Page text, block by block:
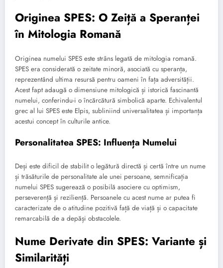
Originea SPES: O Zeiță a Speranței
în Mitologia Romană
Originea numelui SPES este strâns legată de mitologia romană.
SPES era considerată o zeitate minoră, asociată cu speranța,
reprezentând ultima resursă pentru oameni în fața adversității.
Acest fapt adaugă o dimensiune mitologică și istorică fascinantă
numelui, conferindu-i o încărcătură simbolică aparte. Echivalentul
grec al lui SPES este Elpis, subliniind universalitatea și importanța
acestui concept în culturile antice.
Personalitatea SPES: Influența Numelui
Deși este dificil de stabilit o legătură directă și certă între un nume
și trăsăturile de personalitate ale unei persoane, semnificația
numelui SPES sugerează o posibilă asociere cu optimism,
perseverență și reziliență. Persoanele cu acest nume ar putea fi
caracterizate de o atitudine pozitivă față de viață și o capacitate
remarcabilă de a depăși obstacolele.
Nume Derivate din SPES: Variante și
Similarități